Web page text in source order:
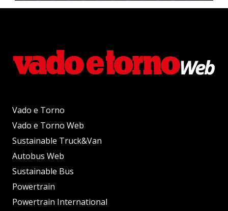
Vado e Torno
Vado e Torno Web
Sustainable Truck&Van
Autobus Web
Sustainable Bus
Powertrain
Powertrain International